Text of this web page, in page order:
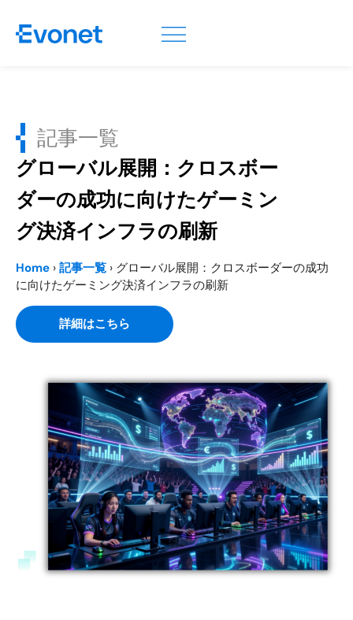
記事一覧
グローバル展開：クロスボー
ダーの成功に向けたゲーミン
グ決済インフラの刷新
Home › 記事一覧 › グローバル展開：クロスボーダーの成功
に向けたゲーミング決済インフラの刷新
詳細はこちら